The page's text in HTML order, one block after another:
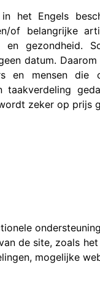
het Engels
of belangrijke
gezondheid.
datum.
en mensen die
taakverdeling
zeker op prijs
de site, zoals
mogelijke